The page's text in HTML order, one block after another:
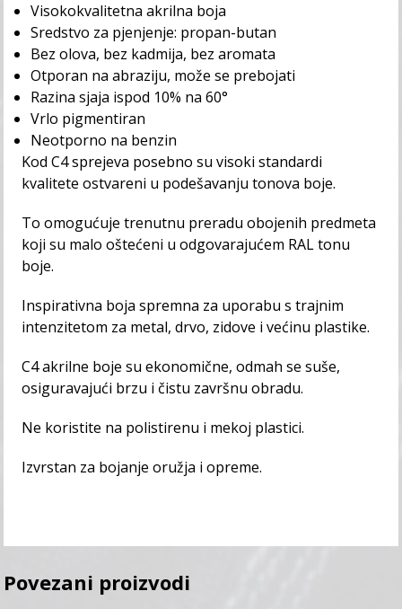
Visokokvalitetna akrilna boja
Sredstvo za pjenjenje: propan-butan
Bez olova, bez kadmija, bez aromata
Otporan na abraziju, može se prebojati
Razina sjaja ispod 10% na 60°
Vrlo pigmentiran
Neotporno na benzin
Kod C4 sprejeva posebno su visoki standardi
kvalitete ostvareni u podešavanju tonova boje.
To omogućuje trenutnu preradu obojenih predmeta
koji su malo oštećeni u odgovarajućem RAL tonu
boje.
Inspirativna boja spremna za uporabu s trajnim
intenzitetom za metal, drvo, zidove i većinu plastike.
C4 akrilne boje su ekonomične, odmah se suše,
osiguravajući brzu i čistu završnu obradu.
Ne koristite na polistirenu i mekoj plastici.
Izvrstan za bojanje oružja i opreme.
Povezani proizvodi